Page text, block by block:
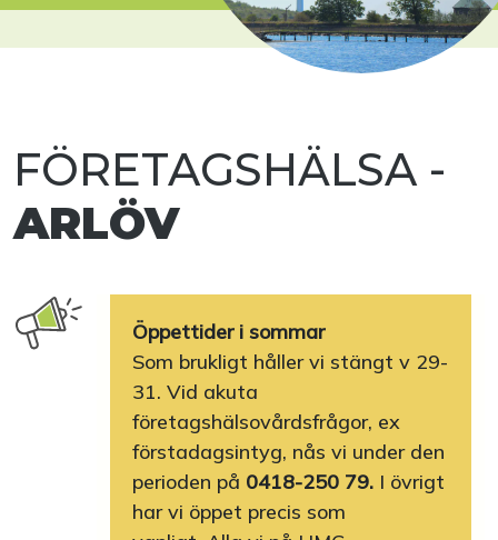
FÖRETAGSHÄLSA -
ARLÖV
Öppettider i sommar
Som brukligt håller vi stängt v 29-
31. Vid akuta
företagshälsovårdsfrågor, ex
förstadagsintyg, nås vi under den
perioden på 0418-250 79. I övrigt
har vi öppet precis som